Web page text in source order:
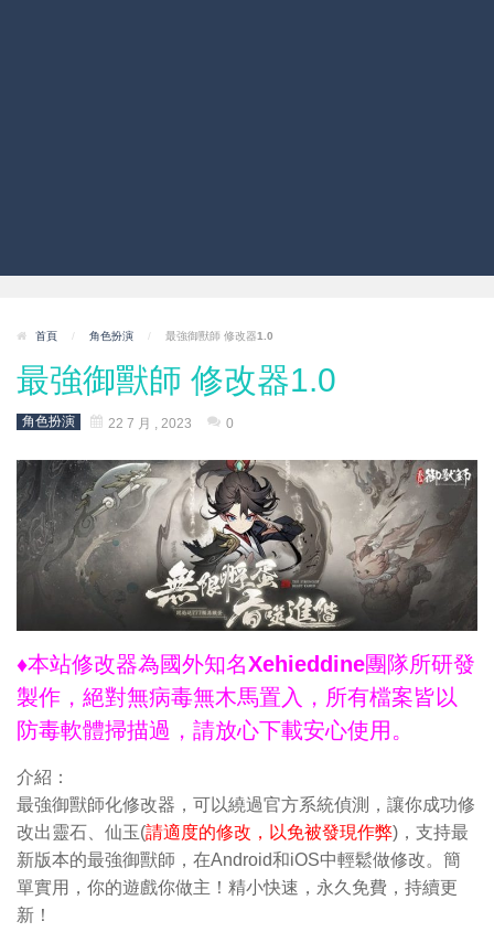
首頁 / 角色扮演 / 最強御獸師 修改器1.0
最強御獸師 修改器1.0
角色扮演 22 7 月 , 2023 0
♦本站修改器為國外知名Xehieddine團隊所研發
製作，絕對無病毒無木馬置入，所有檔案皆以
防毒軟體掃描過，請放心下載安心使用。
介紹：
最強御獸師化修改器，可以繞過官方系統偵測，讓你成功修
改出靈石、仙玉(請適度的修改，以免被發現作弊)，支持最
新版本的最強御獸師，在Android和iOS中輕鬆做修改。簡
單實用，你的遊戲你做主！精小快速，永久免費，持續更
新！